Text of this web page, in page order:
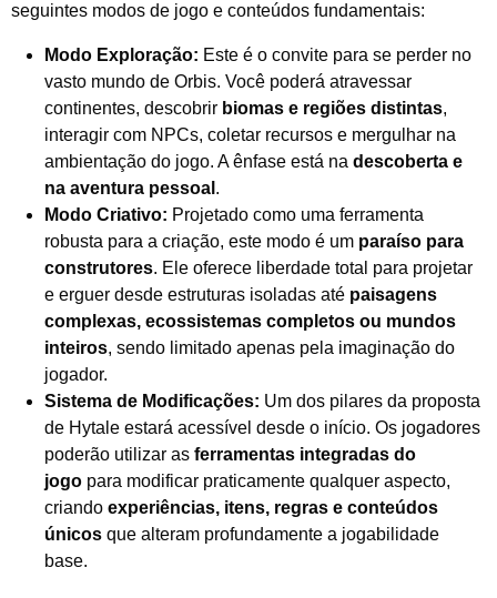
seguintes modos de jogo e conteúdos fundamentais:
Modo Exploração: Este é o convite para se perder no
vasto mundo de Orbis. Você poderá atravessar
continentes, descobrir biomas e regiões distintas,
interagir com NPCs, coletar recursos e mergulhar na
ambientação do jogo. A ênfase está na descoberta e
na aventura pessoal .
Modo Criativo: Projetado como uma ferramenta
robusta para a criação, este modo é um paraíso para
construtores. Ele oferece liberdade total para projetar
e erguer desde estruturas isoladas até paisagens
complexas, ecossistemas completos ou mundos
inteiros, sendo limitado apenas pela imaginação do
jogador.
Sistema de Modificações: Um dos pilares da proposta
de Hytale estará acessível desde o início. Os jogadores
poderão utilizar as ferramentas integradas do
jogo para modificar praticamente qualquer aspecto,
criando experiências, itens, regras e conteúdos
únicos que alteram profundamente a jogabilidade
base.